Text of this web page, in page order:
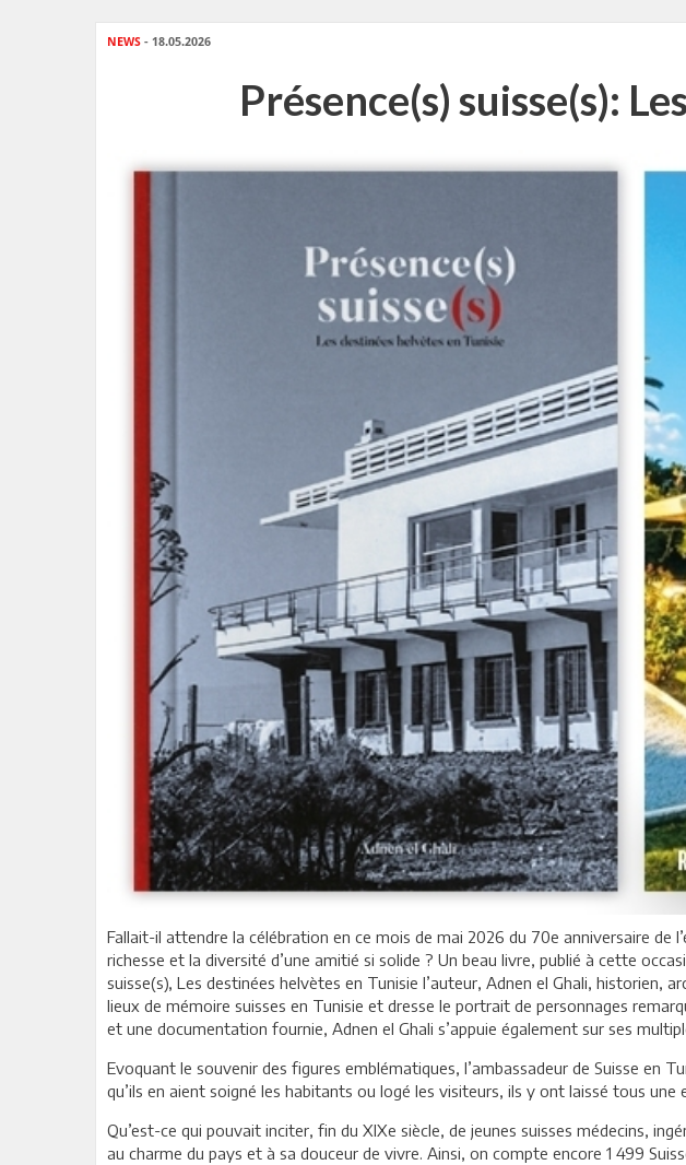
NEWS - 18.05.2026
Présence(s) suisse(s):
Fallait-il attendre la célébration en ce mois de mai 2026 du 70e anniversaire de
richesse et la diversité d’une amitié si solide ? Un beau livre, publié à cette
suisse(s), Les destinées helvètes en Tunisie l’auteur, Adnen el Ghali, historien,
lieux de mémoire suisses en Tunisie et dresse le portrait de personnages
et une documentation fournie, Adnen el Ghali s’appuie également sur ses
Evoquant le souvenir des figures emblématiques, l’ambassadeur de Suisse en
qu’ils en aient soigné les habitants ou logé les visiteurs, ils y ont laissé tous
Qu’est-ce qui pouvait inciter, fin du XIXe siècle, de jeunes suisses médecins,
au charme du pays et à sa douceur de vivre. Ainsi, on compte encore 1 499